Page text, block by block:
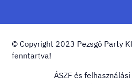
© Copyright 2023 Pezsgő Party
fenntartva!
ÁSZF és